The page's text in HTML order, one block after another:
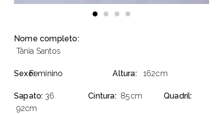
Nome completo:
Tânia Santos
Sexo:Feminino Altura: 162cm
Sapato: 36 Cintura: 85cm
Quadril:
92cm